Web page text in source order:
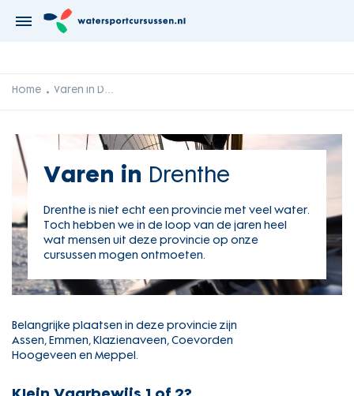
Home Varen in Drenthe
Varen in Drenthe
Drenthe is niet echt een provincie met veel water.
Toch hebben we in de loop van de jaren heel
wat mensen uit deze provincie op onze
cursussen mogen ontmoeten.
Belangrijke plaatsen in deze provincie zijn
Assen, Emmen, Klazienaveen, Coevorden
Hoogeveen en Meppel.